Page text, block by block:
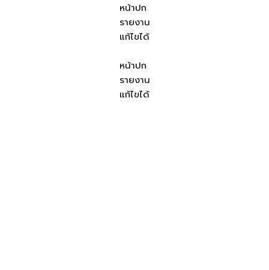
หน้าปก
รายงาน
แก้ไขได้
หน้าปก
รายงาน
แก้ไขได้